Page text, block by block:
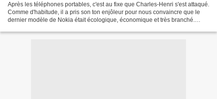
Après les téléphones portables, c'est au fixe que Charles-Henri s'est attaqué.
Comme d'habitude, il a pris son ton enjôleur pour nous convaincre que le
dernier modèle de Nokia était écologique, économique et très branché.